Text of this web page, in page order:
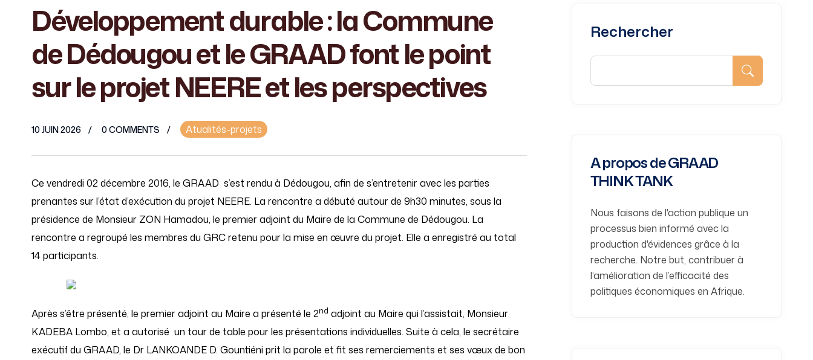
Développement durable : la Commune
de Dédougou et le GRAAD font le point
sur le projet NEERE et les perspectives
10 JUIN 2026 0 COMMENTS Atualités-projets
Ce vendredi 02 décembre 2016, le GRAAD s’est rendu à Dédougou, afin de s’entretenir avec les parties
prenantes sur l’état d’exécution du projet NEERE. La rencontre a débuté autour de 9h30 minutes, sous la
présidence de Monsieur ZON Hamadou, le premier adjoint du Maire de la Commune de Dédougou. La
rencontre a regroupé les membres du GRC retenu pour la mise en œuvre du projet. Elle a enregistré au total
14 participants.
Après s’être présenté, le premier adjoint au Maire a présenté le 2nd adjoint au Maire qui l’assistait, Monsieur
KADEBA Lombo, et a autorisé un tour de table pour les présentations individuelles. Suite à cela, le secrétaire
exécutif du GRAAD, le Dr LANKOANDE D. Gountiéni prit la parole et fit ses remerciements et ses vœux de bon
Rechercher
A propos de GRAAD
THINK TANK
Nous faisons de l'action publique un
processus bien informé avec la
production d'évidences grâce à la
recherche. Notre but, contribuer à
l’amélioration de l’efficacité des
politiques économiques en Afrique.